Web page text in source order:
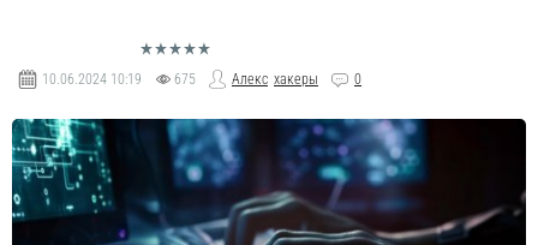
10.06.2024 10:19 675 Алекс хакеры 0